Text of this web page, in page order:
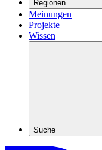
Regionen
Meinungen
Projekte
Wissen
Suche